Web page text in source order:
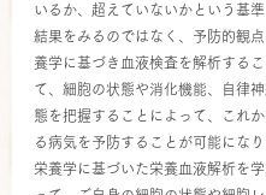
いるか、超えていないかという基
結果をみるのではなく、予防的観
養学に基づき血液検査を解析するこ
て、細胞の状態や消化機能、自律
態を把握することによって、これ
る病気を予防することが可能にな
栄養学に基づいた栄養血液解析を